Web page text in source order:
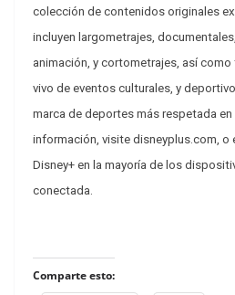
colección de contenidos originales
incluyen largometrajes,
animación, y cortometrajes, así
vivo de eventos culturales, y
marca de deportes más respetada en
información, visite disneyplus.com, o
Disney+ en la mayoría de los
conectada.
Comparte esto: